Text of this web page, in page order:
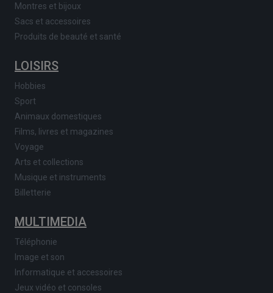
Montres et bijoux
Sacs et accessoires
Produits de beauté et santé
LOISIRS
Hobbies
Sport
Animaux domestiques
Films, livres et magazines
Voyage
Arts et collections
Musique et instruments
Billetterie
MULTIMEDIA
Téléphonie
Image et son
Informatique et accessoires
Jeux vidéo et consoles